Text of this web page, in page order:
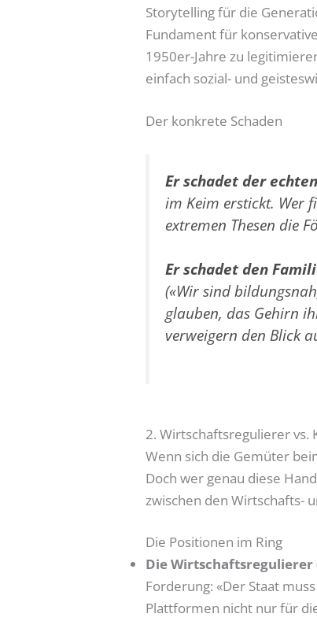
Storytelling für die
Fundament für
1950er-Jahre zu
einfach sozial- und
Der konkrete Schaden
Er schadet der
im Keim erstickt. Wer
extremen Thesen die
Er schadet den
(«Wir sind
glauben, das Gehirn
verweigern den Blick
2. Wirtschaftsregulierer vs.
Wenn sich die Gemüter
Doch wer genau diese
zwischen den Wirtschafts-
Die Positionen im Ring
Die Wirtschaftsregulierer
Forderung: «Der Staat
Plattformen nicht nur für